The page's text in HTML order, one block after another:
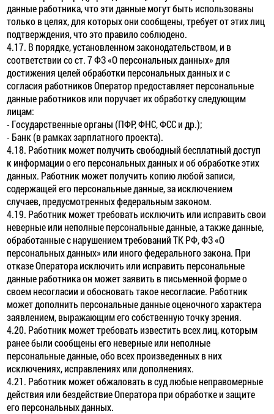
данные работника, что эти данные могут быть использованы
только в целях, для которых они сообщены, требует от этих лиц
подтверждения, что это правило соблюдено.
4.17. В порядке, установленном законодательством, и в
соответствии со ст. 7 ФЗ «О персональных данных» для
достижения целей обработки персональных данных и с
согласия работников Оператор предоставляет персональные
данные работников или поручает их обработку следующим
лицам:
- Государственные органы (ПФР, ФНС, ФСС и др.);
- Банк (в рамках зарплатного проекта).
4.18. Работник может получить свободный бесплатный доступ
к информации о его персональных данных и об обработке этих
данных. Работник может получить копию любой записи,
содержащей его персональные данные, за исключением
случаев, предусмотренных федеральным законом.
4.19. Работник может требовать исключить или исправить свои
неверные или неполные персональные данные, а также данные,
обработанные с нарушением требований ТК РФ, ФЗ «О
персональных данных» или иного федерального закона. При
отказе Оператора исключить или исправить персональные
данные работника он может заявить в письменной форме о
своем несогласии и обосновать такое несогласие. Работник
может дополнить персональные данные оценочного характера
заявлением, выражающим его собственную точку зрения.
4.20. Работник может требовать известить всех лиц, которым
ранее были сообщены его неверные или неполные
персональные данные, обо всех произведенных в них
исключениях, исправлениях или дополнениях.
4.21. Работник может обжаловать в суд любые неправомерные
действия или бездействие Оператора при обработке и защите
его персональных данных.